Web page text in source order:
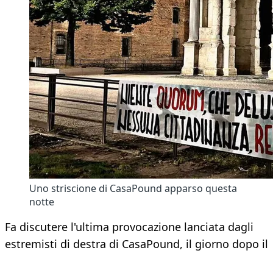
Uno striscione di CasaPound apparso questa
notte
Fa discutere l'ultima provocazione lanciata dagli
estremisti di destra di CasaPound, il giorno dopo il